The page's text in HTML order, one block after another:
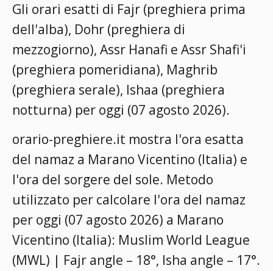
Gli orari esatti di Fajr (preghiera prima
dell'alba), Dohr (preghiera di
mezzogiorno), Assr Hanafi e Assr Shafi'i
(preghiera pomeridiana), Maghrib
(preghiera serale), Ishaa (preghiera
notturna) per oggi (07 agosto 2026).
orario-preghiere.it mostra l'ora esatta
del namaz a Marano Vicentino (Italia) e
l'ora del sorgere del sole. Metodo
utilizzato per calcolare l'ora del namaz
per oggi (07 agosto 2026) a Marano
Vicentino (Italia): Muslim World League
(MWL) | Fajr angle – 18°, Isha angle – 17°.